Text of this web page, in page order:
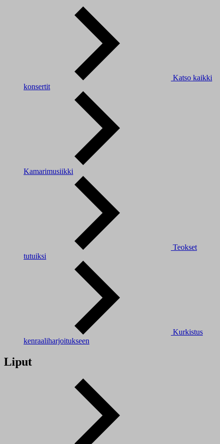
Katso kaikki
konsertit
Kamarimusiikki
Teokset
tutuiksi
Kurkistus
kenraaliharjoitukseen
Liput